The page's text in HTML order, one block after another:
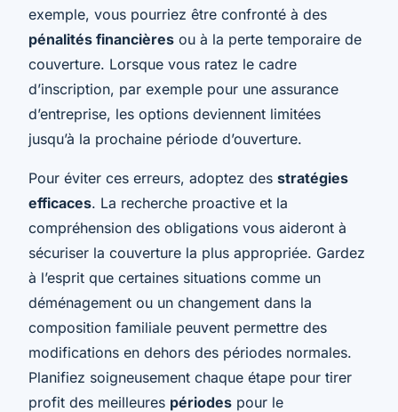
exemple, vous pourriez être confronté à des
pénalités financières ou à la perte temporaire de
couverture. Lorsque vous ratez le cadre
d’inscription, par exemple pour une assurance
d’entreprise, les options deviennent limitées
jusqu’à la prochaine période d’ouverture.
Pour éviter ces erreurs, adoptez des stratégies
efficaces. La recherche proactive et la
compréhension des obligations vous aideront à
sécuriser la couverture la plus appropriée. Gardez
à l’esprit que certaines situations comme un
déménagement ou un changement dans la
composition familiale peuvent permettre des
modifications en dehors des périodes normales.
Planifiez soigneusement chaque étape pour tirer
profit des meilleures périodes pour le